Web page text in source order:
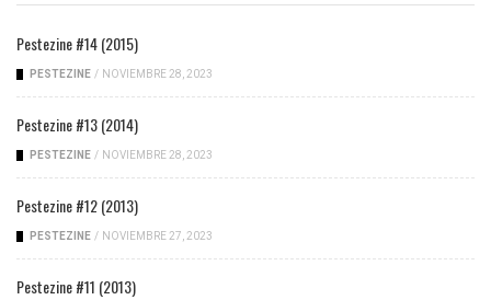
Pestezine #14 (2015)
PESTEZINE / NOVIEMBRE 28, 2023
Pestezine #13 (2014)
PESTEZINE / NOVIEMBRE 28, 2023
Pestezine #12 (2013)
PESTEZINE / NOVIEMBRE 27, 2023
Pestezine #11 (2013)